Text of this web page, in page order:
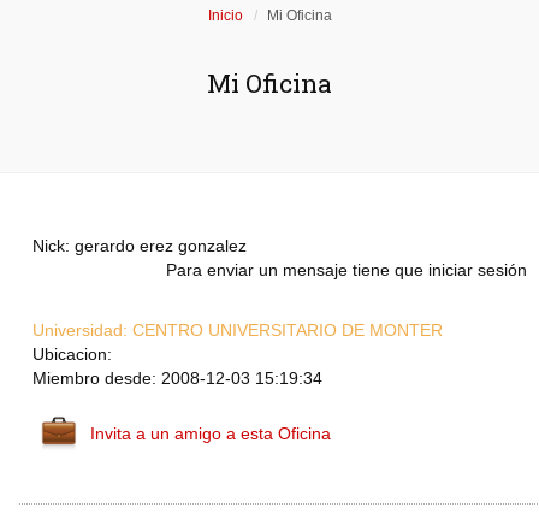
Inicio Mi Oficina
Mi Oficina
Nick: gerardo erez gonzalez
Para enviar un mensaje tiene que iniciar sesión
Universidad: CENTRO UNIVERSITARIO DE MONTER
Ubicacion:
Miembro desde: 2008-12-03 15:19:34
Invita a un amigo a esta Oficina